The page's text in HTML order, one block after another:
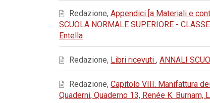
Redazione, Appendici [a Materiali e
SCUOLA NORMALE SUPERIORE -
Entella
Redazione, Libri ricevuti , ANNALI
Redazione, Capitolo VIII. Manifattura
Quaderni, Quaderno 13, Renée K.